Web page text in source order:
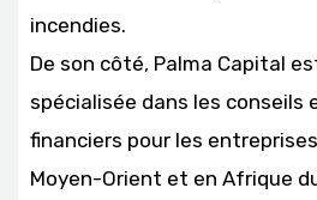
incendies.
De son côté, Palma Capital
spécialisée dans les conseils
financiers pour les
Moyen-Orient et en Afrique